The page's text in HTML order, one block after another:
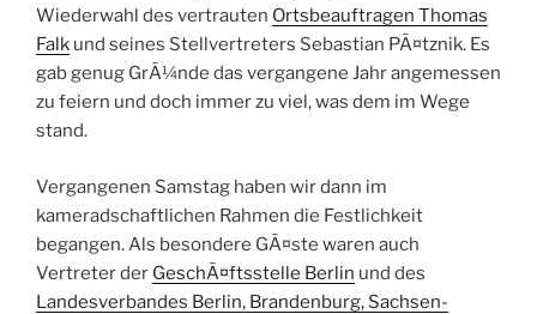
Wiederwahl des vertrauten Ortsbeauftragen Thomas
Falk und seines Stellvertreters Sebastian PÃ¤tznik. Es
gab genug GrÃ¼nde das vergangene Jahr angemessen
zu feiern und doch immer zu viel, was dem im Wege
stand.
Vergangenen Samstag haben wir dann im
kameradschaftlichen Rahmen die Festlichkeit
begangen. Als besondere GÃ¤ste waren auch
Vertreter der GeschÃ¤ftsstelle Berlin und des
Landesverbandes Berlin, Brandenburg, Sachsen-